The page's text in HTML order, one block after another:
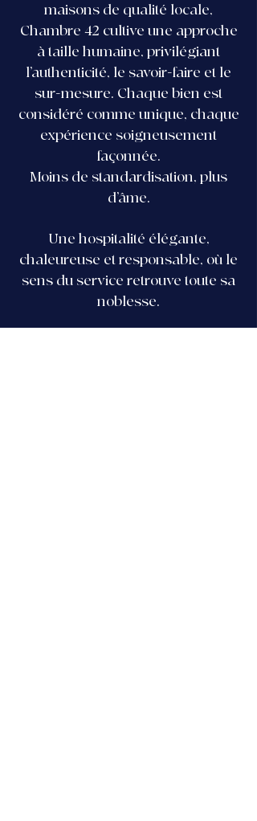
maisons de qualité locale,
Chambre 42 cultive une approche
à taille humaine, privilégiant
l’authenticité, le savoir-faire et le
sur-mesure. Chaque bien est
considéré comme unique, chaque
expérience soigneusement
façonnée.
Moins de standardisation, plus
d’âme.
Une hospitalité élégante,
chaleureuse et responsable, où le
sens du service retrouve toute sa
noblesse.